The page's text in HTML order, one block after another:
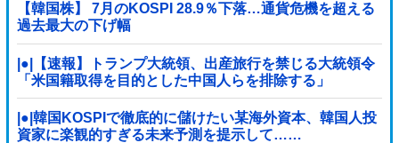
【韓国株】 7月のKOSPI 28.9％下落…通貨危機を超える
過去最大の下げ幅
|●|【速報】トランプ大統領、出産旅行を禁じる大統領令
「米国籍取得を目的とした中国人らを排除する」
|●|韓国KOSPIで徹底的に儲けたい某海外資本、韓国人投
資家に楽観的すぎる未来予測を提示して……